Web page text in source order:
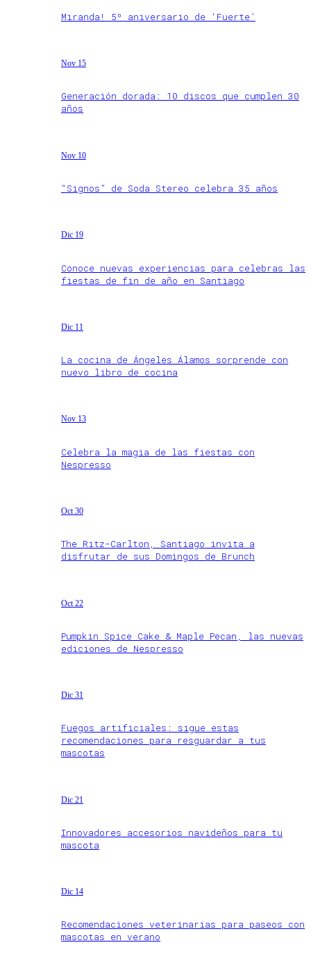
Miranda! 5º aniversario de ‘Fuerte’
Nov 15
Generación dorada: 10 discos que cumplen 30
años
Nov 10
“Signos” de Soda Stereo celebra 35 años
Dic 19
Conoce nuevas experiencias para celebras las
fiestas de fin de año en Santiago
Dic 11
La cocina de Ángeles Álamos sorprende con
nuevo libro de cocina
Nov 13
Celebra la magia de las fiestas con
Nespresso
Oct 30
The Ritz-Carlton, Santiago invita a
disfrutar de sus Domingos de Brunch
Oct 22
Pumpkin Spice Cake & Maple Pecan, las nuevas
ediciones de Nespresso
Dic 31
Fuegos artificiales: sigue estas
recomendaciones para resguardar a tus
mascotas
Dic 21
Innovadores accesorios navideños para tu
mascota
Dic 14
Recomendaciones veterinarias para paseos con
mascotas en verano